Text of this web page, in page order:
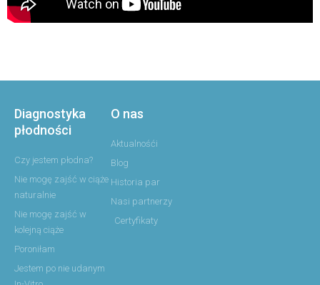
Diagnostyka
płodności
Czy jestem płodna?
Nie mogę zajść w ciąże
naturalnie
Nie mogę zajść w
kolejną ciąże
Poroniłam
Jestem po nie udanym
O nas
Aktualnośći
Blog
Historia par
Nasi partnerzy
Certyfikaty